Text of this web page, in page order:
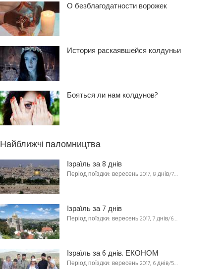
О безблагодатности ворожек
История раскаявшейся колдуньи
Бояться ли нам колдунов?
Найближчі паломництва
Ізраїль за 8 днів
Період поїздки: вересень 2017, 8 днів/7…
Ізраїль за 7 днів
Період поїздки: вересень 2017, 7 днів/6…
Ізраїль за 6 днів. ЕКОНОМ
Період поїздки: вересень 2017, 6 днів/5…